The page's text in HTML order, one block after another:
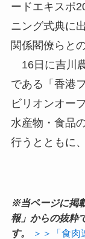
ードエキスポ
ニング式典に
関係閣僚らと
16日に吉川
である「香港
ビリオンオー
水産物・食品
行うとともに
※当ページに掲
報」からの抜粋
す。
＞＞「食肉